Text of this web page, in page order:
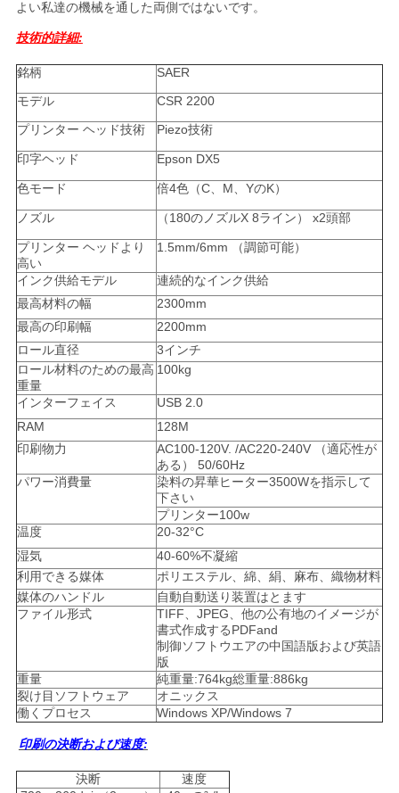
COMPANY
NEWS
地
図
プ
ラ
イ
バ
シ
ー
ポ
リ
シ
ー
よい私達の機械を通した両側ではないです。
技術的詳細:
銘柄
SAER
モデル
CSR 2200
プリンター ヘッド技術
Piezo技術
印字ヘッド Epson DX5
色モード 倍4色（C、M、YのK）
ノズル （180のノズルX 8ライン） x2頭部
プリンター ヘッドより
高い
1.5mm/6mm （調節可能）
インク供給モデル
連続的なインク供給
最高材料の幅
2300mm
最高の印刷幅
2200mm
ロール直径
3インチ
ロール材料のための最高
重量
100kg
インターフェイス
USB 2.0
RAM
128M
印刷物力
AC100-120V. /AC220-240V （適応性が
ある） 50/60Hz
パワー消費量
染料の昇華ヒーター3500Wを指示して
下さい
プリンター100w
温度
20-32°C
湿気
40-60%不凝縮
利用できる媒体
ポリエステル、綿、絹、麻布、織物材料
媒体のハンドル
自動自動送り装置はとます
ファイル形式
TIFF、JPEG、他の公有地のイメージが
書式作成するPDFand
制御ソフトウエアの中国語版および英語
版
重量
純重量:764kg総重量:886kg
裂け目ソフトウェア
オニックス
働くプロセス
Windows XP/Windows 7
印刷の決断および速度:
決断
速度